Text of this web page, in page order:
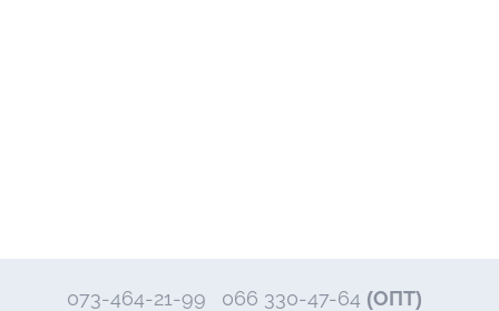
073-464-21-99 066 330-47-64 (ОПТ)